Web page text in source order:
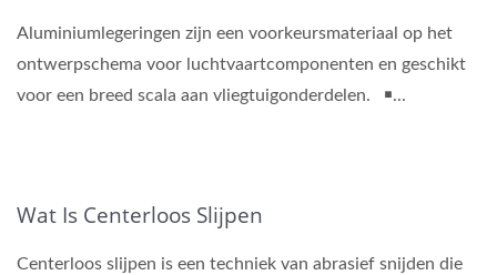
Aluminiumlegeringen zijn een voorkeursmateriaal op het
ontwerpschema voor luchtvaartcomponenten en geschikt
voor een breed scala aan vliegtuigonderdelen. ￭...
Wat Is Centerloos Slijpen
Centerloos slijpen is een techniek van abrasief snijden die